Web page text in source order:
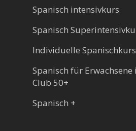
Spanisch intensivkurs
Spanisch
Individuelle Spanischkurs
Spanisch für Erwachsene
Club 50+
Spanisch +